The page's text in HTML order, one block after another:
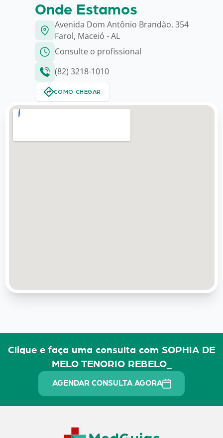
Onde Estamos
Avenida Dom Antônio Brandão, 354
Farol, Maceió - AL
Consulte o profissional
(82) 3218-1010
COMO CHEGAR
Clique e faça uma consulta com SOPHIA DE
MELO TENORIO REBELO_
AGENDAR CONSULTA AGORA